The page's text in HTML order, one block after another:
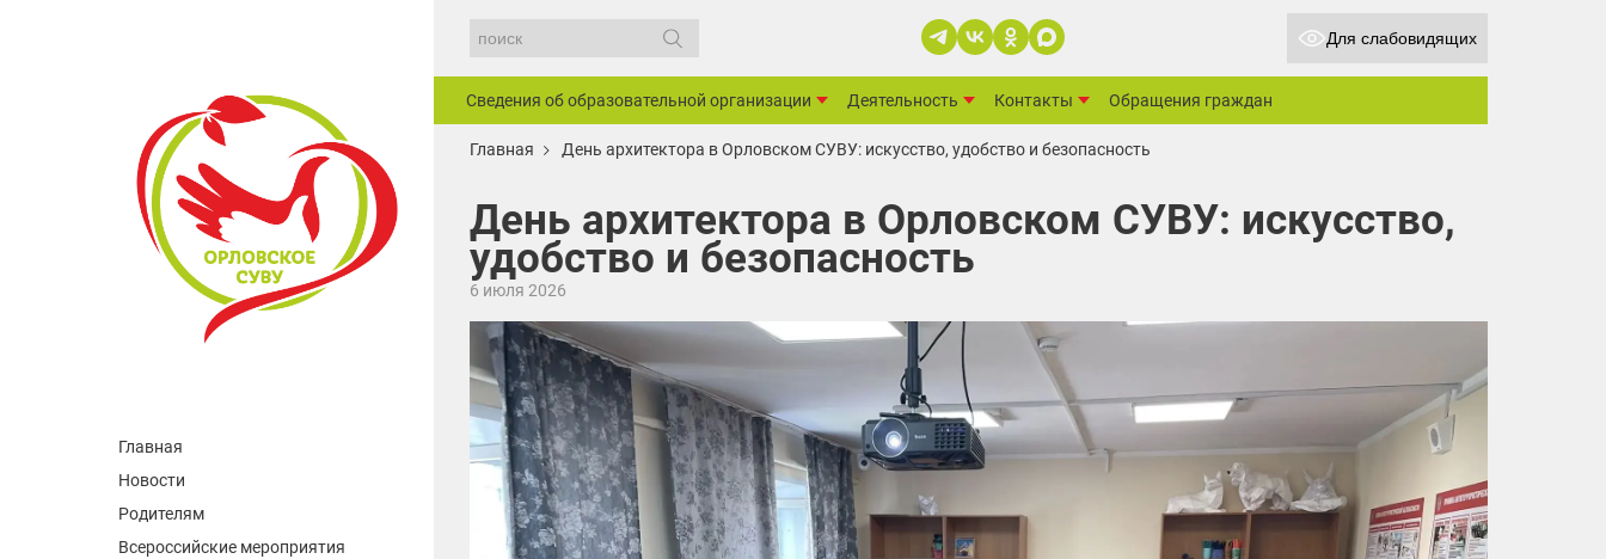
Главная
Новости
Родителям
Всероссийские мероприятия
Для слабовидящих
Сведения об образовательной организации Деятельность Контакты Обращения граждан
Главная День архитектора в Орловском СУВУ: искусство, удобство и безопасность
День архитектора в Орловском СУВУ: искусство,
удобство и безопасность
6 июля 2026